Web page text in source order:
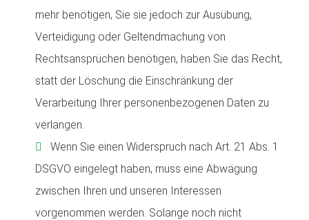
mehr benötigen, Sie sie jedoch zur Ausübung,
Verteidigung oder Geltendmachung von
Rechtsansprüchen benötigen, haben Sie das Recht,
statt der Löschung die Einschränkung der
Verarbeitung Ihrer personenbezogenen Daten zu
verlangen.
Wenn Sie einen Widerspruch nach Art. 21 Abs. 1
DSGVO eingelegt haben, muss eine Abwägung
zwischen Ihren und unseren Interessen
vorgenommen werden. Solange noch nicht